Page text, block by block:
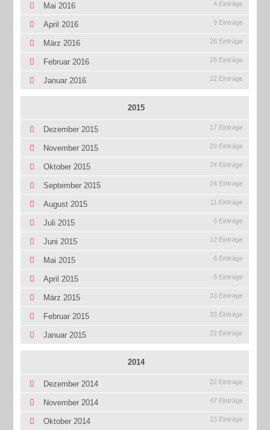
Mai 2016 4 Einträge
April 2016 9 Einträge
März 2016 26 Einträge
Februar 2016 28 Einträge
Januar 2016 22 Einträge
2015
Dezember 2015 17 Einträge
November 2015 29 Einträge
Oktober 2015 24 Einträge
September 2015 24 Einträge
August 2015 11 Einträge
Juli 2015 6 Einträge
Juni 2015 12 Einträge
Mai 2015 6 Einträge
April 2015 8 Einträge
März 2015 33 Einträge
Februar 2015 33 Einträge
Januar 2015 22 Einträge
2014
Dezember 2014 22 Einträge
November 2014 47 Einträge
Oktober 2014 23 Einträge